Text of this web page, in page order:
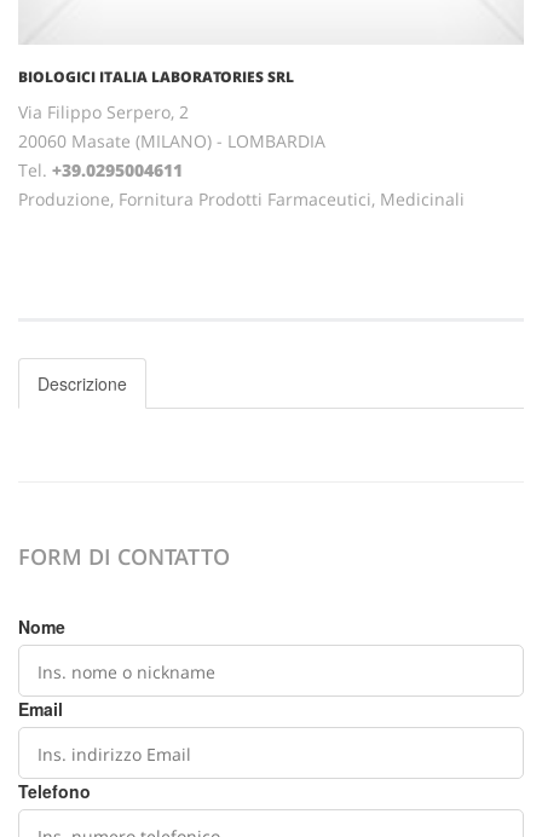
BIOLOGICI ITALIA LABORATORIES SRL
Via Filippo Serpero, 2
20060 Masate (MILANO) - LOMBARDIA
Tel. +39.0295004611
Produzione, Fornitura Prodotti Farmaceutici, Medicinali
Descrizione
FORM DI CONTATTO
Nome
Email
Telefono